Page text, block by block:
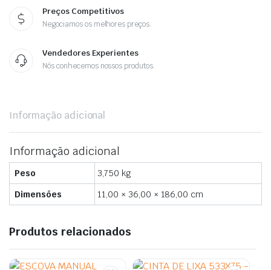
Preços Competitivos
Negociamos os melhores preços.
Vendedores Experientes
Nós conhecemos nossos produtos.
Informação adicional
Informação adicional
Peso
3,750 kg
Dimensões
11,00 × 36,00 × 186,00 cm
Produtos relacionados